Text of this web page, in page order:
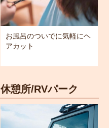
お風呂のついでに気軽にヘ
アカット
休憩所/RVパーク